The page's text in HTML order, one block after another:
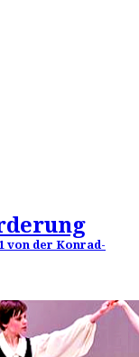
von der Konrad-